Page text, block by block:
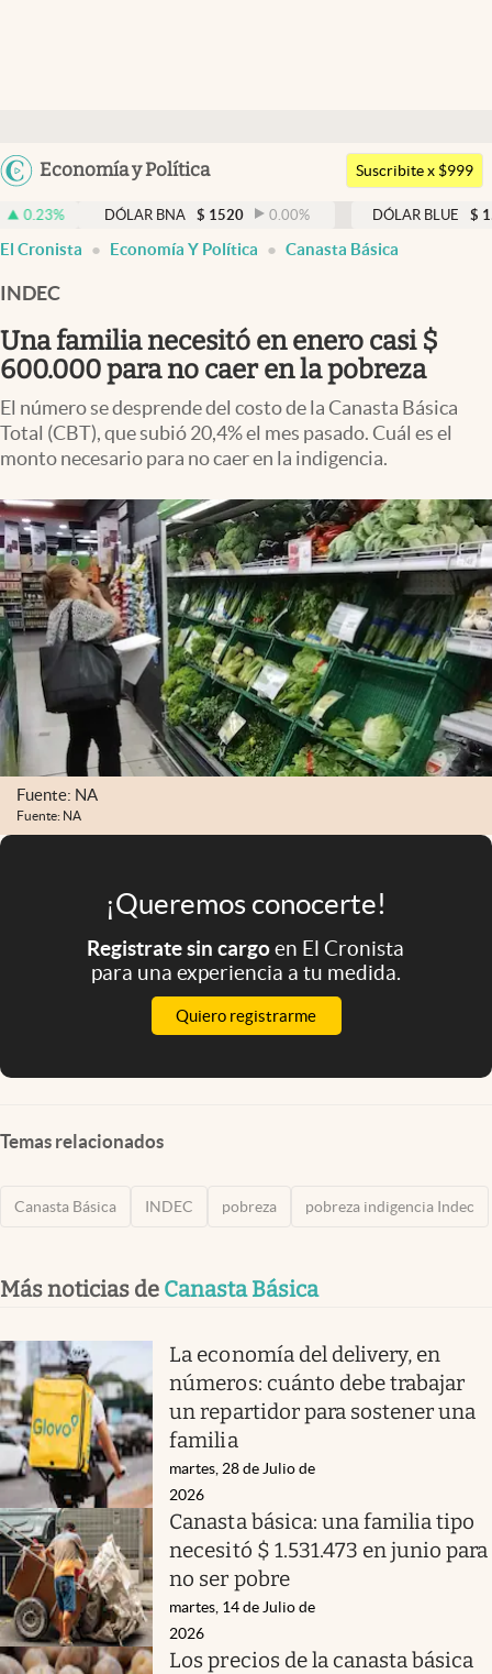
Argentina
Uruguay
Economía y Política
Members
Economía y Política
Finanzas y Mercados
Mercados Online
Negocios
Columnistas
Otras secciones
Apertura
Infotechnology
Clase
Clima
Mundial 2026
Eventos Corporativos
El Cronista Studio
Mediakit
abre en nueva pestaña
Argentina
Suscribite x $999
DÓLAR BNA $ 1520 0.00% DÓLAR BLUE $ 1530 -0.65
El Cronista Economía Y Política Canasta Básica
INDEC
Una familia necesitó en enero casi $
600.000 para no caer en la pobreza
El número se desprende del costo de la Canasta Básica
Total (CBT), que subió 20,4% el mes pasado. Cuál es el
monto necesario para no caer en la indigencia.
Fuente: NA
Fuente: NA
¡Queremos conocerte!
Registrate sin cargoen El Cronista
para una experiencia a tu medida.
Quiero registrarme
Temas relacionados
Canasta Básica INDEC pobreza pobreza indigencia Indec
Más noticias de Canasta Básica
La economía del delivery, en
números: cuánto debe trabajar
un repartidor para sostener una
familia
martes, 28 de Julio de
2026
Canasta básica: una familia tipo
necesitó $ 1.531.473 en junio para
no ser pobre
martes, 14 de Julio de
2026
Los precios de la canasta básica